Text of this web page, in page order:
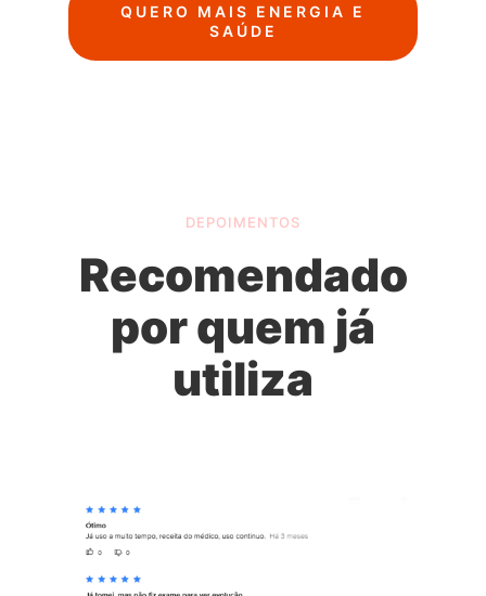
QUERO MAIS ENERGIA E
SAÚDE
DEPOIMENTOS
Recomendado
por quem já
utiliza